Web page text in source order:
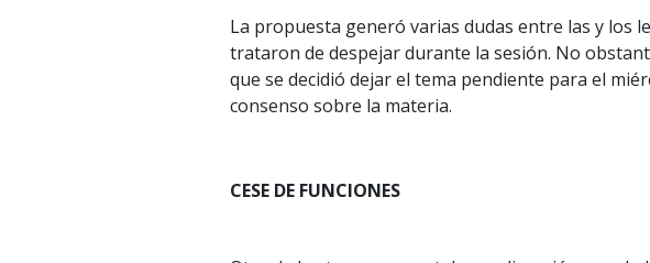
La propuesta generó varias dudas entre las y los
trataron de despejar durante la sesión. No
que se decidió dejar el tema pendiente para el
consenso sobre la materia.
CESE DE FUNCIONES